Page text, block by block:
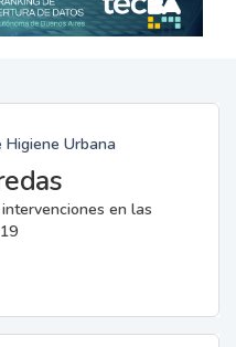
Higiene Urbana
en las